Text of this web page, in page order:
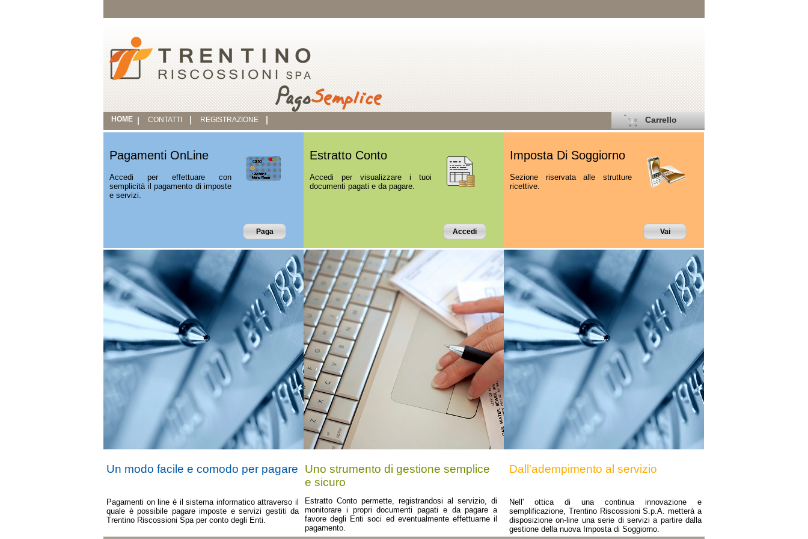
HOME CONTATTI REGISTRAZIONE Carrello
Pagamenti OnLine
Accedi per effettuare con
semplicità il pagamento di imposte
e servizi.
Paga
Estratto Conto
Accedi per visualizzare i tuoi
documenti pagati e da pagare.
Accedi
Imposta Di Soggiorno
Sezione riservata alle strutture
ricettive.
Vai
Un modo facile e comodo per pagare
Pagamenti on line è il sistema informatico attraverso il
quale è possibile pagare imposte e servizi gestiti da
Trentino Riscossioni Spa per conto degli Enti.
Uno strumento di gestione semplice
e sicuro
Estratto Conto permette, registrandosi al servizio, di
monitorare i propri documenti pagati e da pagare a
favore degli Enti soci ed eventualmente effettuarne il
pagamento.
Dall'adempimento al servizio
Nell' ottica di una continua innovazione e
semplificazione, Trentino Riscossioni S.p.A. metterà a
disposizione on-line una serie di servizi a partire dalla
gestione della nuova Imposta di Soggiorno.